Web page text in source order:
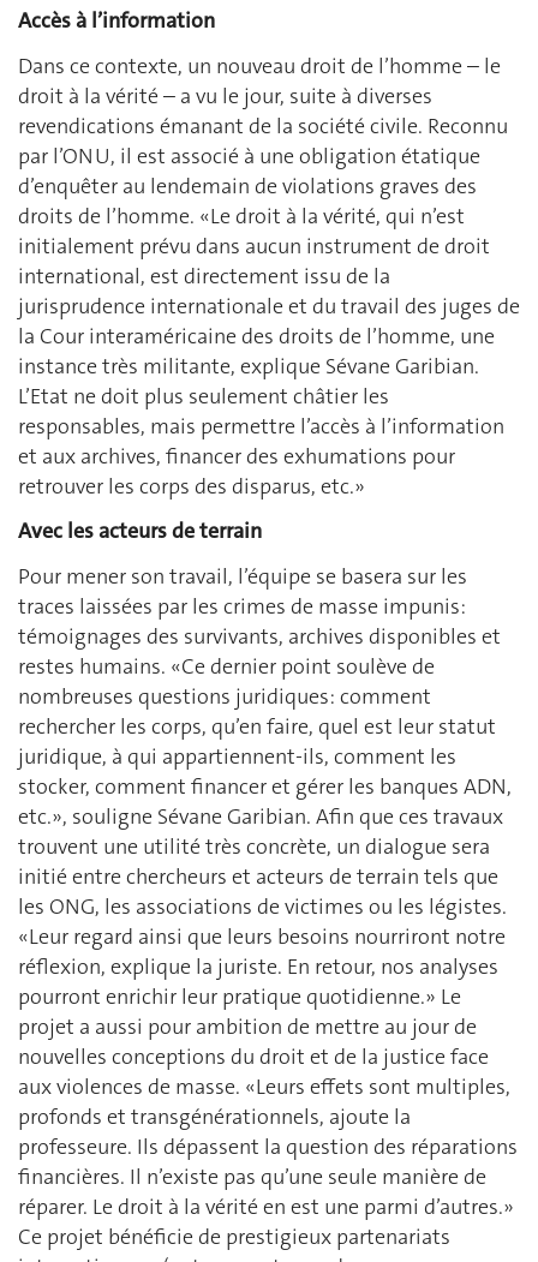
Accès à l’information
Dans ce contexte, un nouveau droit de l’homme – le
droit à la vérité – a vu le jour, suite à diverses
revendications émanant de la société civile. Reconnu
par l’ONU, il est associé à une obligation étatique
d’enquêter au lendemain de violations graves des
droits de l’homme. «Le droit à la vérité, qui n’est
initialement prévu dans aucun instrument de droit
international, est directement issu de la
jurisprudence internationale et du travail des juges de
la Cour interaméricaine des droits de l’homme, une
instance très militante, explique Sévane Garibian.
L’Etat ne doit plus seulement châtier les
responsables, mais permettre l’accès à l’information
et aux archives, financer des exhumations pour
retrouver les corps des disparus, etc.»
Avec les acteurs de terrain
Pour mener son travail, l’équipe se basera sur les
traces laissées par les crimes de masse impunis:
témoignages des survivants, archives disponibles et
restes humains. «Ce dernier point soulève de
nombreuses questions juridiques: comment
rechercher les corps, qu’en faire, quel est leur statut
juridique, à qui appartiennent-ils, comment les
stocker, comment financer et gérer les banques ADN,
etc.», souligne Sévane Garibian. Afin que ces travaux
trouvent une utilité très concrète, un dialogue sera
initié entre chercheurs et acteurs de terrain tels que
les ONG, les associations de victimes ou les légistes.
«Leur regard ainsi que leurs besoins nourriront notre
réflexion, explique la juriste. En retour, nos analyses
pourront enrichir leur pratique quotidienne.» Le
projet a aussi pour ambition de mettre au jour de
nouvelles conceptions du droit et de la justice face
aux violences de masse. «Leurs effets sont multiples,
profonds et transgénérationnels, ajoute la
professeure. Ils dépassent la question des réparations
financières. Il n’existe pas qu’une seule manière de
réparer. Le droit à la vérité en est une parmi d’autres.»
Ce projet bénéficie de prestigieux partenariats